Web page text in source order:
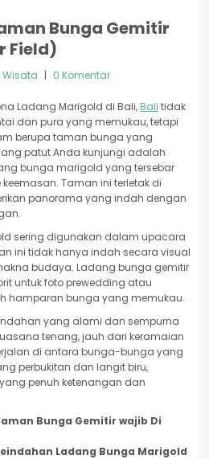
Bunga Gemitir
Field)
Wisata | 0 Komentar
Ladang Marigold di Bali,Bali tidak
dan pura yang memukau, tetapi
berupa taman bunga yang
patut Anda kunjungi adalah
bunga marigold yang tersebar
Taman ini terletak di
panorama yang indah dengan
sering digunakan dalam upacara
ini tidak hanya indah secara visual
budaya. Ladang bunga gemitir
untuk foto prewedding atau
hamparan bunga yang memukau.
yang alami dan sempurna
tenang, jauh dari keramaian
di antara bunga-bunga yang
perbukitan dan langit biru,
penuh ketenangan dan
Bunga Gemitir wajib Di
Ladang Bunga Marigold